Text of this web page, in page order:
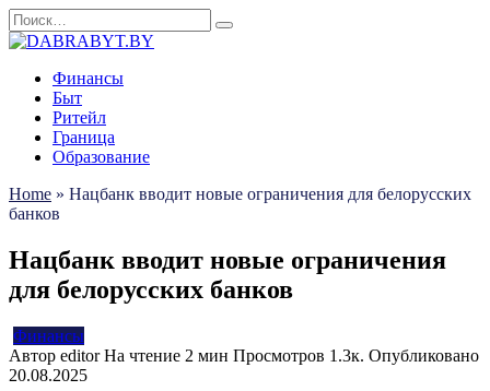
Перейти
к
Search
for:
Финансы
Быт
Ритейл
Граница
Образование
Home » Нацбанк вводит новые ограничения для белорусских
банков
Нацбанк вводит новые ограничения
для белорусских банков
Финансы
Автор editor На чтение 2 мин Просмотров 1.3к. Опубликовано
20.08.2025